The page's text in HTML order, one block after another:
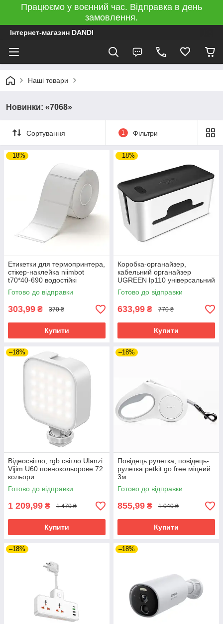
Працюємо у воєнний час. Відправка в день
замовлення.
Інтернет-магазин DANDI
Наші товари
Новинки: «7068»
Сортування 1 Фільтри
–18%
Етикетки для термопринтера,
стікер-наклейка niimbot
t70*40-690 водостійкі
маслостійкі
Готово до відправки
303,99 ₴ 370 ₴
Купити
–18%
Коробка-органайзер,
кабельний органайзер
UGREEN lp110 універсальний
пластиковий компактний
Готово до відправки
633,99 ₴ 770 ₴
Купити
–18%
Відеосвітло, rgb світло Ulanzi
Vijim U60 повнокольорове 72
кольори
Готово до відправки
1 209,99 ₴ 1 470 ₴
Купити
–18%
Повідець рулетка, повідець-
рулетка petkit go free міцний
3м
Готово до відправки
855,99 ₴ 1 040 ₴
Купити
–18% –18%